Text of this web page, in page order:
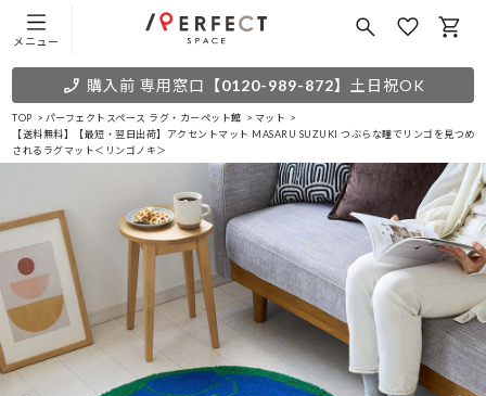
メニュー
購入前 専用窓口 【0120-989-872】 土日祝OK
TOP パーフェクトスペース ラグ・カーペット館
マット
【送料無料】【最短・翌日出荷】アクセントマット MASARU SUZUKI つぶらな瞳でリンゴを見つめ
されるラグマット＜リンゴノキ＞